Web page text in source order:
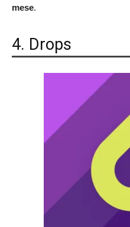
mese.
4. Drops